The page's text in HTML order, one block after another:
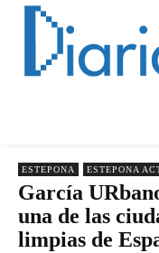
ESTEPONA ESTEPONA
García
una de las
limpias de